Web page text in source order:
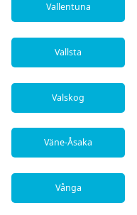
Vallentuna
Vallsta
Valskog
Väne-Åsaka
Vånga